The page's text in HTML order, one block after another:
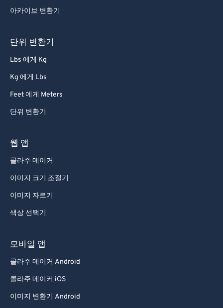
아카이브 변환기
단위 변환기
Lbs 에게 Kg
Kg 에게 Lbs
Feet 에게 Meters
단위 변환기
웹 앱
콜라주 메이커
이미지 크기 조절기
이미지 자르기
색상 선택기
모바일 앱
콜라주 메이커 Android
콜라주 메이커 iOS
이미지 변환기 Android